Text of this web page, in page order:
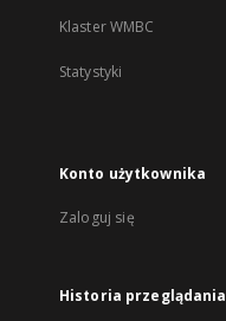
Klaster WMBC
Statystyki
Konto użytkownika
Zaloguj się
Historia przeglądania